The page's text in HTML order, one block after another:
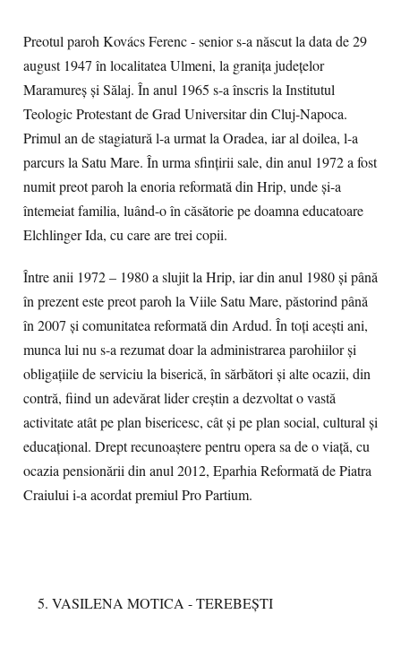
Preotul paroh Kovács Ferenc - senior s-a născut la data de 29
august 1947 în localitatea Ulmeni, la granița județelor
Maramureș și Sălaj. În anul 1965 s-a înscris la Institutul
Teologic Protestant de Grad Universitar din Cluj-Napoca.
Primul an de stagiatură l-a urmat la Oradea, iar al doilea, l-a
parcurs la Satu Mare. În urma sfințirii sale, din anul 1972 a fost
numit preot paroh la enoria reformată din Hrip, unde și-a
întemeiat familia, luând-o în căsătorie pe doamna educatoare
Elchlinger Ida, cu care are trei copii.
Între anii 1972 – 1980 a slujit la Hrip, iar din anul 1980 și până
în prezent este preot paroh la Viile Satu Mare, păstorind până
în 2007 și comunitatea reformată din Ardud. În toți acești ani,
munca lui nu s-a rezumat doar la administrarea parohiilor și
obligațiile de serviciu la biserică, în sărbători și alte ocazii, din
contră, fiind un adevărat lider creștin a dezvoltat o vastă
activitate atât pe plan bisericesc, cât și pe plan social, cultural și
educațional. Drept recunoaștere pentru opera sa de o viață, cu
ocazia pensionării din anul 2012, Eparhia Reformată de Piatra
Craiului i-a acordat premiul Pro Partium.
VASILENA MOTICA - TEREBEȘTI